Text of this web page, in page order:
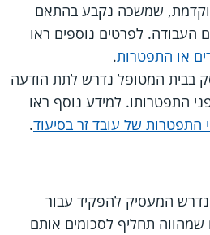
שמשכה נקבע בהתאם
העבודה. לפרטים נוספים ראו
או התפטרות.
בבית המטופל נדרש לתת הודעה
התפטרותו. למידע נוסף ראו
של עובד זר בסיעוד.
נדרש המעסיק להפקיד עבור
שמהווה תחליף לסכומים אותם